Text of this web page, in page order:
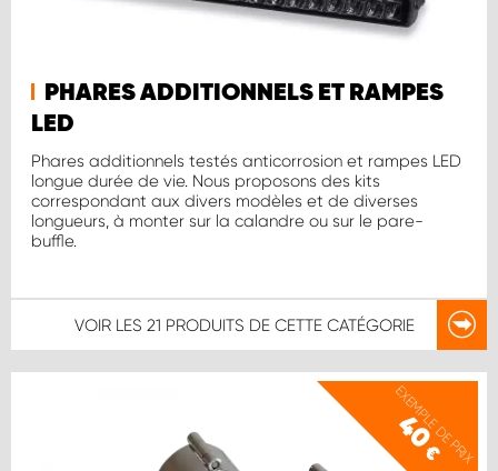
PHARES ADDITIONNELS ET RAMPES
LED
Phares additionnels testés anticorrosion et rampes LED
longue durée de vie. Nous proposons des kits
correspondant aux divers modèles et de diverses
longueurs, à monter sur la calandre ou sur le pare-
buffle.
VOIR LES 21 PRODUITS DE CETTE CATÉGORIE
EXEMPLE DE PRIX
40
€